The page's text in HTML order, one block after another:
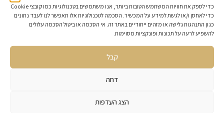
כדי לספק את חוויות המשתמש הטובות ביותר, אנו משתמשים בטכנולוגיות כמו קובצי Cookie
כדי לאחסן ו/או לגשת למידע על המכשיר. הסכמה לטכנולוגיות אלו תאפשר לנו לעבד נתונים
כגון התנהגות גלישה או מזהים ייחודיים באתר זה. אי הסכמה או ביטול הסכמה עלולים
להשפיע לרעה על תכונות ופונקציות מסוימות.
קבל
דחה
הצג העדפות
מי אחראי על עריכת הראיון ומה